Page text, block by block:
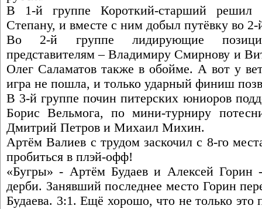
В 1-й группе Короткий-старший решил
Степану, и вместе с ним добыл путёвку во 2-
Во 2-й группе лидирующие
представителям – Владимиру Смирнову и
Олег Саламатов также в обойме. А вот у
игра не пошла, и только ударный финиш
В 3-й группе почин питерских юниоров
Борис Вельмога, по мини-турниру
Дмитрий Петров и Михаил Михин.
Артём Валиев с трудом заскочил с 8-го
пробиться в плэй-офф!
«Бугры» - Артём Будаев и Алексей Горин
дерби. Занявший последнее место Горин
Будаева. 3:1. Ещё хорошо, что не только это